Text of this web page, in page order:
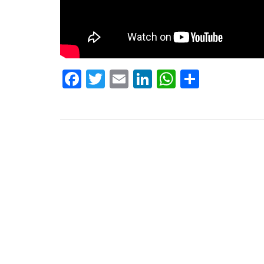
Facebook
Twitter
EmailLinkedIn
WhatsApp